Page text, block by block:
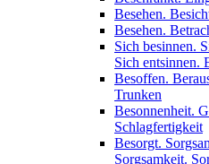
Besehen.
Besehen.
Sich besinnen.
Sich entsinnen.
Besoffen.
Trunken
Besonnenheit.
Schlagfertigkeit
Besorgt.
Sorgsamkeit.